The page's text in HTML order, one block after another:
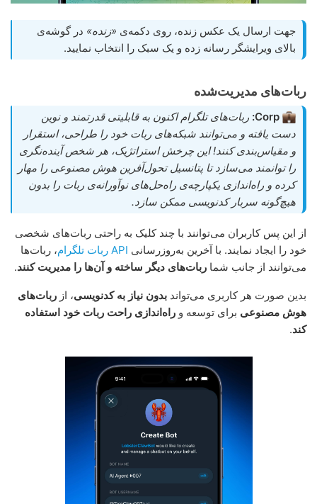
جهت ارسال یک عکس زنده، روی دکمه‌ی «زنده» در گوشه‌ی
بالای ویرایشگر رسانه زده و یک سبک را انتخاب نمایید.
ربات‌های مدیریت‌شده
Corp: ربات‌های تلگرام اکنون به قابلیتی قدرتمند و نوین
دست یافته و می‌توانند شبکه‌های ربات خود را طراحی، استقرار
و مقیاس‌بندی کنند! این چرخش استراتژیک، هر شخص آینده‌نگری
را توانمند می‌سازد تا پتانسیل تحول‌آفرین هوش مصنوعی را مهار
کرده و راه‌اندازی یکپارچه‌ی راه‌حل‌های نوآورانه‌ی ربات را بدون
هیچ‌گونه سربار کدنویسی ممکن سازد.
از این پس کاربران می‌توانند با چند کلیک به راحتی ربات‌های شخصی
خود را ایجاد نمایند. با آخرین به‌روزرسانی API ربات تلگرام
، ربات‌ها
می‌توانند از جانب شما ربات‌های دیگر ساخته و آن‌ها را مدیریت کنند.
بدین صورت هر کاربری می‌تواند بدون نیاز به کدنویسی، از ربات‌های
هوش مصنوعی برای توسعه و راه‌اندازی راحت ربات خود استفاده
کند.